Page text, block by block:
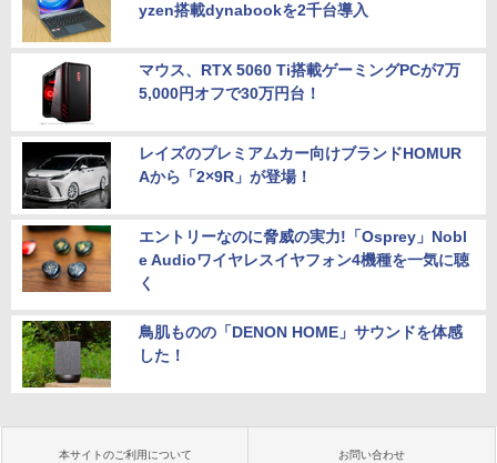
yzen搭載dynabookを2千台導入
マウス、RTX 5060 Ti搭載ゲーミングPCが7万
5,000円オフで30万円台！
レイズのプレミアムカー向けブランドHOMUR
Aから「2×9R」が登場！
エントリーなのに脅威の実力!「Osprey」Nobl
e Audioワイヤレスイヤフォン4機種を一気に聴
く
鳥肌ものの「DENON HOME」サウンドを体感
した！
本サイトのご利用について お問い合わせ